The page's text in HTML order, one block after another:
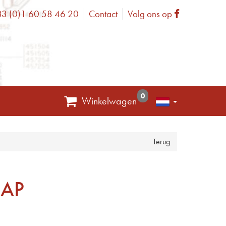
(0)1 60 58 46 20 Contact Volg ons op Facebook
Winkelwagen 0
Terug